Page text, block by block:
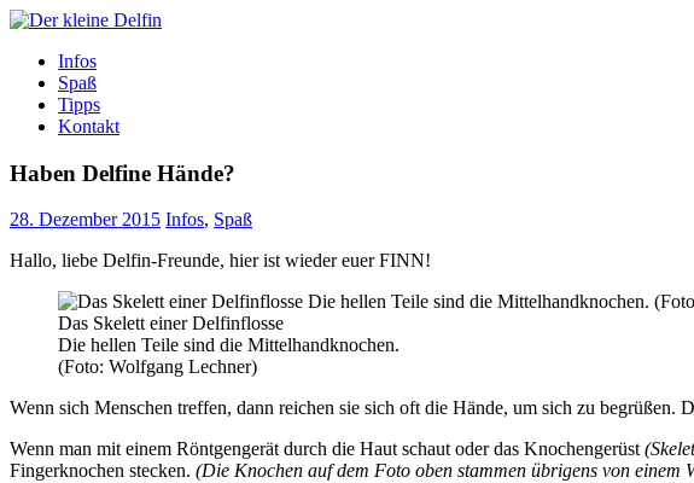
Zum
Der kleine Delfin
Infos
Spaß
Tipps
Kontakt
Haben Delfine Hände?
28. Dezember 2015 Infos, Spaß
Hallo, liebe Delfin-Freunde, hier ist wieder euer FINN!
Das Skelett einer Delfinflosse
Die hellen Teile sind die Mittelhandknochen.
(Foto: Wolfgang Lechner)
Wenn sich Menschen treffen, dann reichen sie sich oft die Hände, um sich zu
Wenn man mit einem Röntgengerät durch die Haut schaut oder das Knochengerüst
Fingerknochen stecken. (Die Knochen auf dem Foto oben stammen übrigens von einem